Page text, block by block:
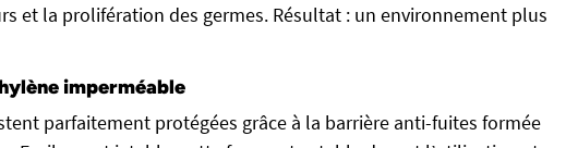
et la prolifération des germes. Résultat : un environnement plus
imperméable
parfaitement protégées grâce à la barrière anti-fuites formée